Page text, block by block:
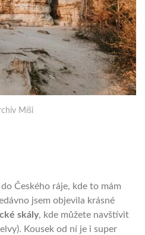
Míši
Českého ráje, kde to mám
jsem objevila krásné
skály, kde můžete navštívit
Kousek od ní je i super